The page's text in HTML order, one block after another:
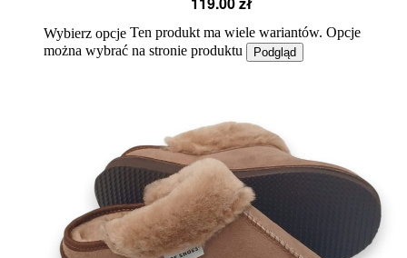
Wybierz opcje Ten produkt ma wiele wariantów. Opcje
można wybrać na stronie produktu
Podgląd